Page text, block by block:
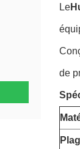
Le
de